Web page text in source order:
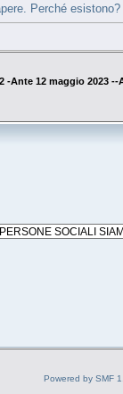
Perché esistono?
-Ante 12 maggio 2023 --
Powered by SMF